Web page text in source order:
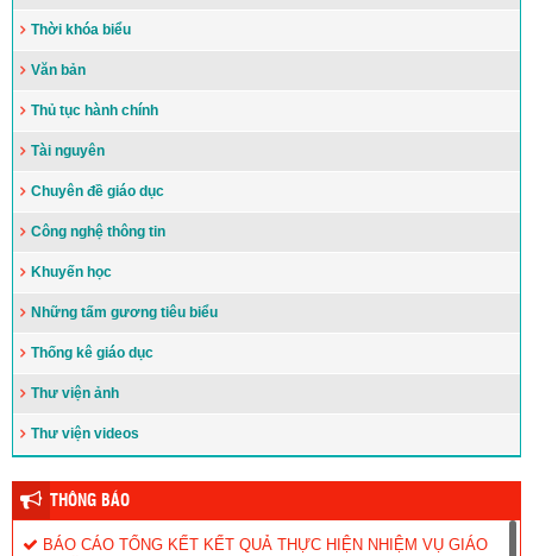
Thời khóa biểu
Văn bản
Thủ tục hành chính
Tài nguyên
Chuyên đề giáo dục
Công nghệ thông tin
Khuyến học
Những tấm gương tiêu biểu
Thống kê giáo dục
Thư viện ảnh
Thư viện videos
THÔNG BÁO
BÁO CÁO TỔNG KẾT KẾT QUẢ THỰC HIỆN NHIỆM VỤ GIÁO